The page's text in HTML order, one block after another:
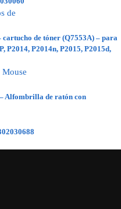
de tóner (Q7553A) – para
P2014, P2014n, P2015, P2015d,
Alfombrilla de ratón con